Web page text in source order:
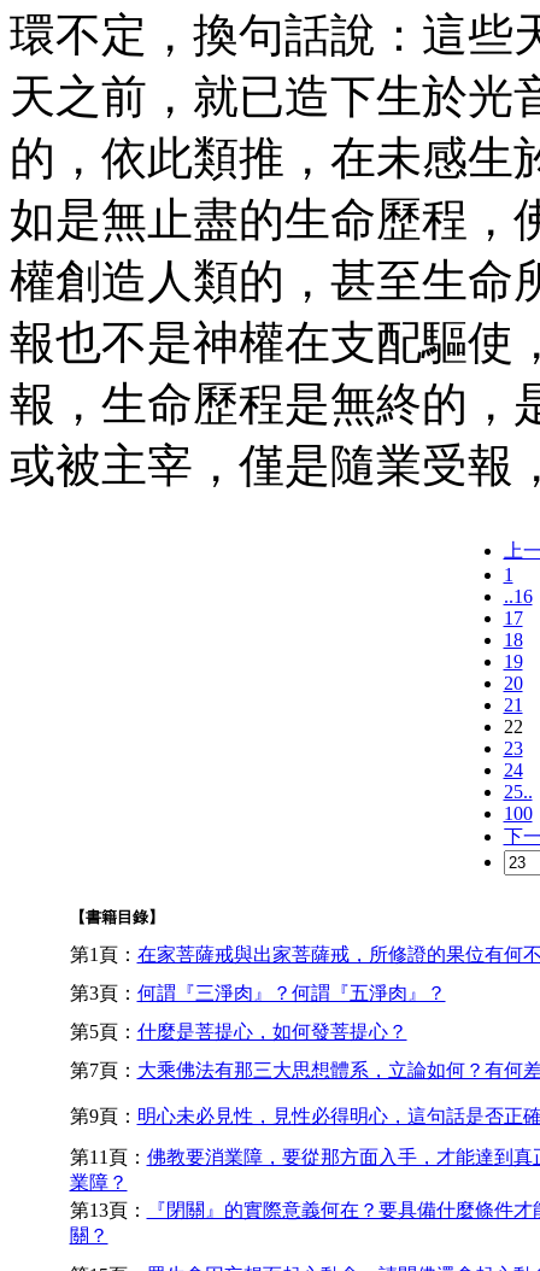
環不定，換句話說：這些
天之前，就已造下生於光
的，依此類推，在未感生
如是無止盡的生命歷程，
權創造人類的，甚至生命
報也不是神權在支配驅使
報，生命歷程是無終的，
或被主宰，僅是隨業受報
上
1
..16
17
18
19
20
21
22
23
24
25..
100
下
【書籍目錄】
第1頁： 在家菩薩戒與出家菩薩戒，所修證的果位有何
第3頁： 何謂『三淨肉』？何謂『五淨肉』？
第5頁： 什麼是菩提心，如何發菩提心？
第7頁： 大乘佛法有那三大思想體系，立論如何？有何
第9頁： 明心未必見性，見性必得明心，這句話是否正
第11頁： 佛教要消業障，要從那方面入手，才能達到真
業障？
第13頁：
『閉關』的實際意義何在？要具備什麼條件才
關？